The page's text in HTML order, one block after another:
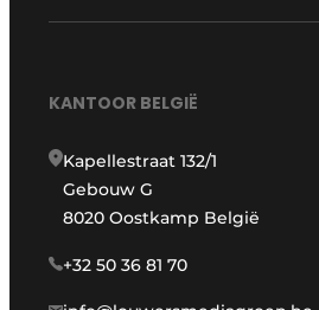
KANTOOR BELGIË
Kapellestraat 132/1
Gebouw G
8020 Oostkamp België
+32 50 36 81 70